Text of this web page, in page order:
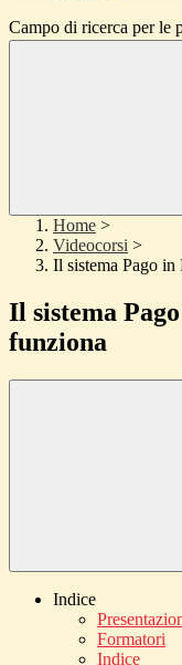
Campo di ricerca per le
Home >
Videocorsi >
Il sistema Pago in
Il sistema
funziona
Indice
Formatori
Indice